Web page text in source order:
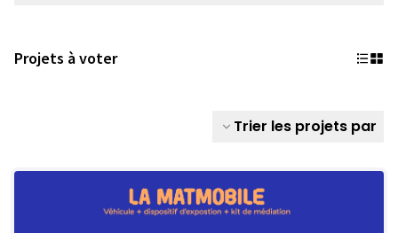
Projets à voter
Trier les projets par